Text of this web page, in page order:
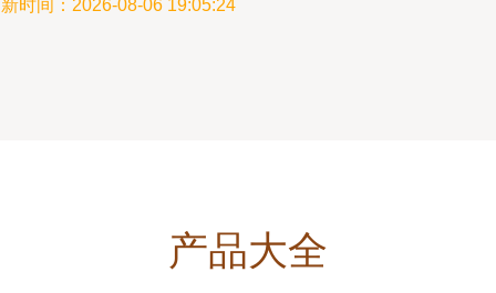
时间：2026-08-06 19:05:24
产品大全